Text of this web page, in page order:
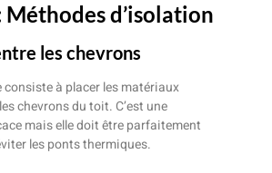
Méthodes d’isolation
les chevrons
consiste à placer les matériaux
chevrons du toit. C’est une
mais elle doit être parfaitement
les ponts thermiques.